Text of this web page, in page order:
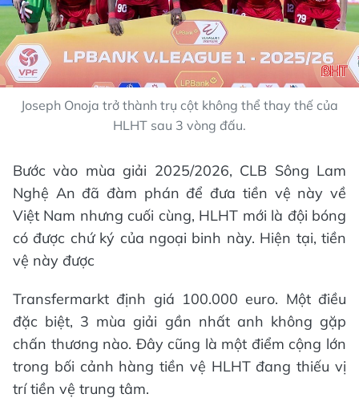
Joseph Onoja trở thành trụ cột không thể thay thế của
HLHT sau 3 vòng đấu.
Bước vào mùa giải 2025/2026, CLB Sông Lam
Nghệ An đã đàm phán để đưa tiền vệ này về
Việt Nam nhưng cuối cùng, HLHT mới là đội bóng
có được chứ ký của ngoại binh này. Hiện tại, tiền
vệ này được
Transfermarkt định giá 100.000 euro. Một điều
đặc biệt, 3 mùa giải gần nhất anh không gặp
chấn thương nào. Đây cũng là một điểm cộng lớn
trong bối cảnh hàng tiền vệ HLHT đang thiếu vị
trí tiền vệ trung tâm.